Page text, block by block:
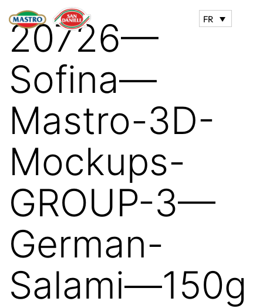
FR
20726—
Sofina—
Mastro-3D-
Mockups-
GROUP-3—
German-
Salami—150g